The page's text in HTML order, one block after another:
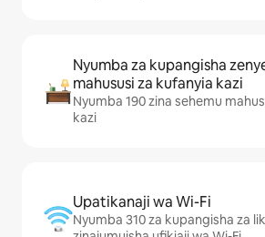
Nyumba za kupangisha
mahususi za kufanyia kazi
Nyumba 190 zina sehemu
kazi
Upatikanaji wa Wi-Fi
Nyumba 310 za kupangisha za